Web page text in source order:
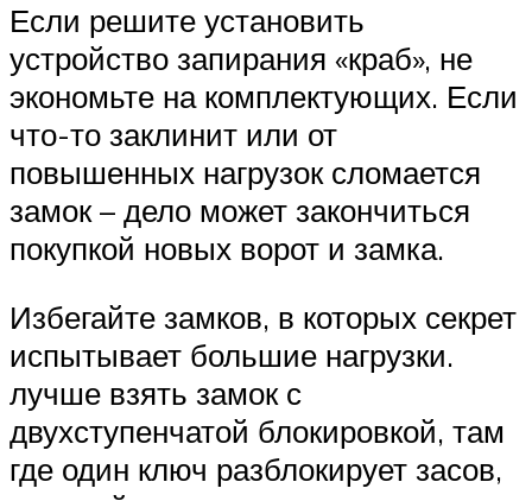
Если решите установить
устройство запирания «краб», не
экономьте на комплектующих. Если
что-то заклинит или от
повышенных нагрузок сломается
замок – дело может закончиться
покупкой новых ворот и замка.
Избегайте замков, в которых секрет
испытывает большие нагрузки.
лучше взять замок с
двухступенчатой блокировкой, там
где один ключ разблокирует засов,